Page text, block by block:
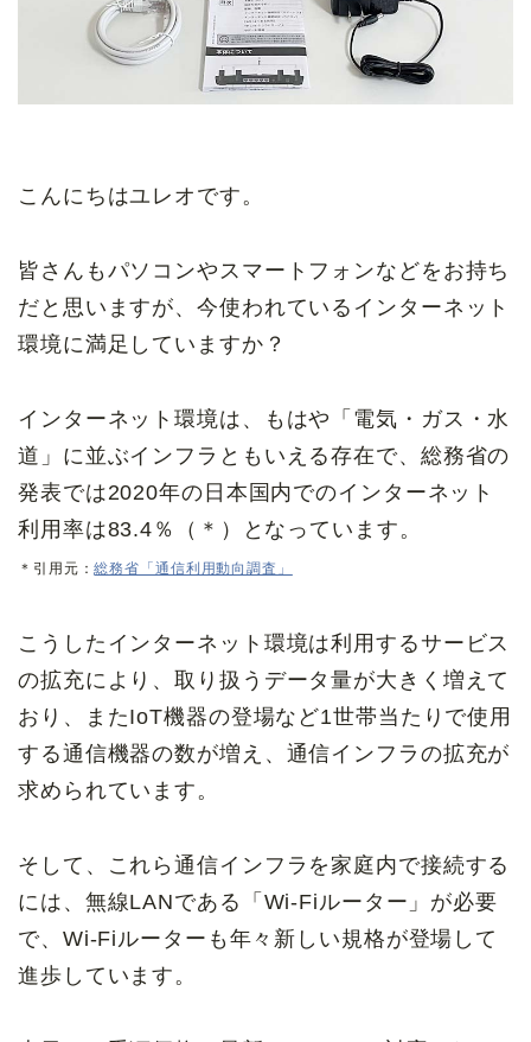
こんにちはユレオです。
皆さんもパソコンやスマートフォンなどをお持ち
だと思いますが、今使われているインターネット
環境に満足していますか？
インターネット環境は、もはや「電気・ガス・水
道」に並ぶインフラともいえる存在で、総務省の
発表では2020年の日本国内でのインターネット
利用率は83.4％（＊）となっています。
＊引用元：総務省「通信利用動向調査」
こうしたインターネット環境は利用するサービス
の拡充により、取り扱うデータ量が大きく増えて
おり、またIoT機器の登場など1世帯当たりで使用
する通信機器の数が増え、通信インフラの拡充が
求められています。
そして、これら通信インフラを家庭内で接続する
には、無線LANである「Wi-Fiルーター」が必要
で、Wi-Fiルーターも年々新しい規格が登場して
進歩しています。